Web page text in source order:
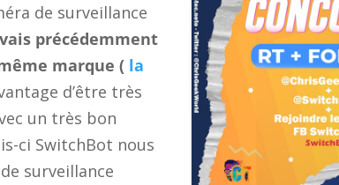
de surveillance
précédemment
marque ( la
d’être très
un très bon
ci SwitchBot nous
surveillance